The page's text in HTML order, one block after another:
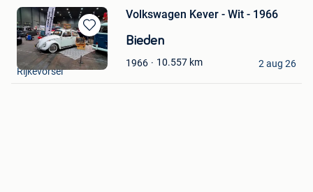
Bewaren
in
Mijn
Volkswagen Kever - Wit - 1966
Bieden
1966 10.557 km
Gitte Smits
Rijkevorsel
2 aug 26